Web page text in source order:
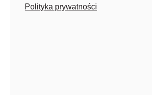
Polityka prywatności